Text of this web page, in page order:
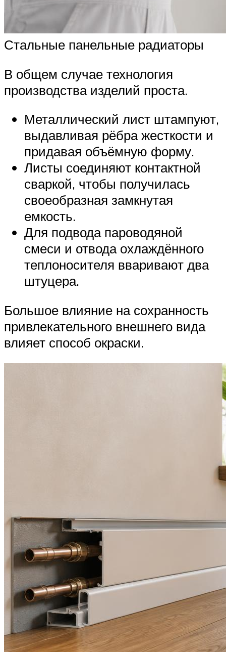
Стальные панельные радиаторы
В общем случае технология
производства изделий проста.
Металлический лист штампуют,
выдавливая рёбра жесткости и
придавая объёмную форму.
Листы соединяют контактной
сваркой, чтобы получилась
своеобразная замкнутая
емкость.
Для подвода пароводяной
смеси и отвода охлаждённого
теплоносителя вваривают два
штуцера.
Большое влияние на сохранность
привлекательного внешнего вида
влияет способ окраски.